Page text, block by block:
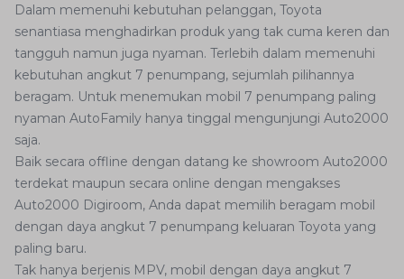
Dalam memenuhi kebutuhan pelanggan, Toyota
senantiasa menghadirkan produk yang tak cuma keren dan
tangguh namun juga nyaman. Terlebih dalam memenuhi
kebutuhan angkut 7 penumpang, sejumlah pilihannya
beragam. Untuk menemukan mobil 7 penumpang paling
nyaman AutoFamily hanya tinggal mengunjungi Auto2000
saja.
Baik secara offline dengan datang ke showroom Auto2000
terdekat maupun secara online dengan mengakses
Auto2000 Digiroom, Anda dapat memilih beragam mobil
dengan daya angkut 7 penumpang keluaran Toyota yang
paling baru.
Tak hanya berjenis MPV, mobil dengan daya angkut 7